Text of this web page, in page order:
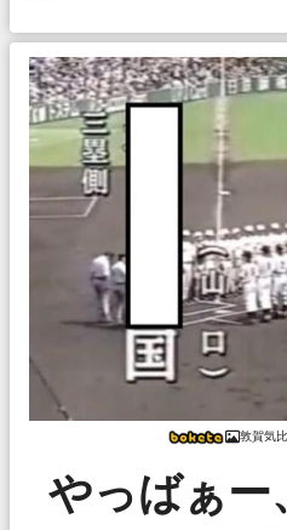
敦賀気比
やっばぁー